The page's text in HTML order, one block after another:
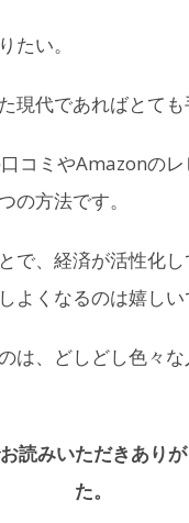
たい。
現代であればとても
コミやAmazonの
の方法です。
で、経済が活性化し
よくなるのは嬉しい
は、どしどし色々
読みいただきあり
た。